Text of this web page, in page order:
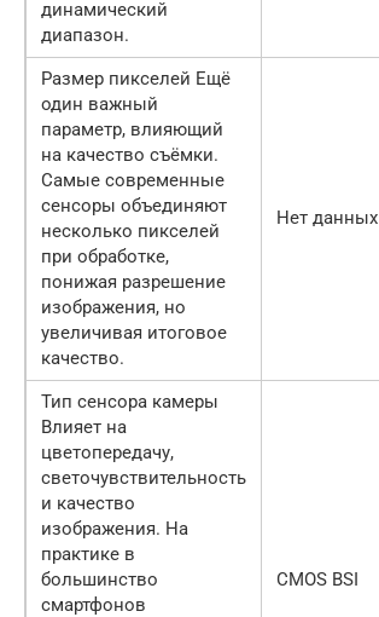
динамический
диапазон.
Размер пикселей Ещё
один важный
параметр, влияющий
на качество съёмки.
Самые современные
сенсоры объединяют
несколько пикселей
при обработке,
понижая разрешение
изображения, но
увеличивая итоговое
качество.
Нет данных
Тип сенсора камеры
Влияет на
цветопередачу,
светочувствительность
и качество
изображения. На
практике в
большинство
смартфонов
CMOS BSI